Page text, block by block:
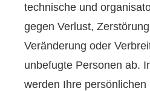
technische und
gegen Verlust,
Veränderung oder
unbefugte Per­sonen ab.
werden Ihre